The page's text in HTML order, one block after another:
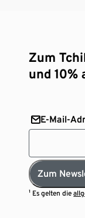
Zum
und 10%
E-Mail-
Zum
¹ Es gelten die